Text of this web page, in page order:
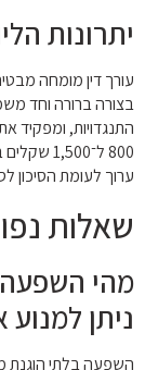
יתרונות
עורך דין מומחה
בצורה ברורה וחד
התנגדויות, ומפקיד
800
ערוך לעומת הסיכון
שאלות
מהי השפעה
ניתן
השפעה בלתי הוגנת